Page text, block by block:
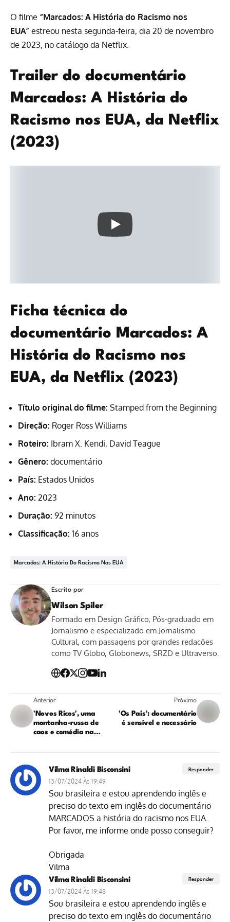
O filme “Marcados: A História do Racismo nos
EUA” estreou nesta segunda-feira, dia 20 de novembro
de 2023, no catálogo da Netflix.
Trailer do documentário
Marcados: A História do
Racismo nos EUA, da Netflix
(2023)
Ficha técnica do
documentário Marcados: A
História do Racismo nos
EUA, da Netflix (2023)
Título original do filme: Stamped from the Beginning
Direção: Roger Ross Williams
Roteiro: Ibram X. Kendi, David Teague
Gênero: documentário
País: Estados Unidos
Ano: 2023
Duração: 92 minutos
Classificação: 16 anos
Marcados: A História Do Racismo Nos EUA
Escrito por
Wilson Spiler
Formado em Design Gráfico, Pós-graduado em
Jornalismo e especializado em Jornalismo
Cultural, com passagens por grandes redações
como TV Globo, Globonews, SRZD e Ultraverso.
Anterior
'Novos Ricos', uma
montanha-russa de
caos e comédia na
Próximo
'Os Pais': documentário
é sensível e necessário
Vilma Rinaldi Bisconsini
13/07/2024 Às 19:49
Sou brasileira e estou aprendendo inglês e
preciso do texto em inglês do documentário
MARCADOS a história do racismo nos EUA.
Por favor, me informe onde posso conseguir?
Obrigada
Vilma
Responder
Vilma Rinaldi Bisconsini
13/07/2024 Às 19:48
Sou brasileira e estou aprendendo inglês e
preciso do texto em inglês do documentário
Responder